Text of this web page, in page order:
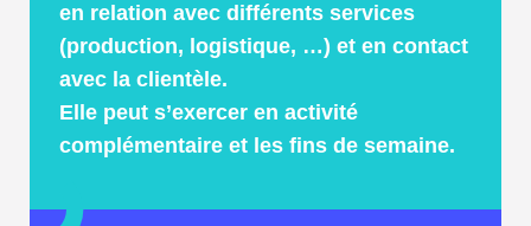
en relation avec différents services
(production, logistique, …) et en contact
avec la clientèle.
Elle peut s’exercer en activité
complémentaire et les fins de semaine.